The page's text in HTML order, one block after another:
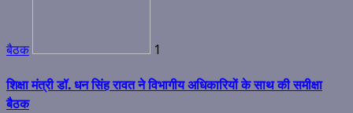
बैठक 1
शिक्षा मंत्री डॉ. धन सिंह रावत ने विभागीय अधिकारियों के साथ की समीक्षा
बैठक